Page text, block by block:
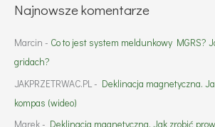
Najnowsze komentarze
Marcin - Co to jest system meldunkowy MGRS?
gridach?
JAKPRZETRWAC.PL - Deklinacja magnetyczna.
kompas (wideo)
Marek - Deklinacja magnetyczna. Jak zrobić